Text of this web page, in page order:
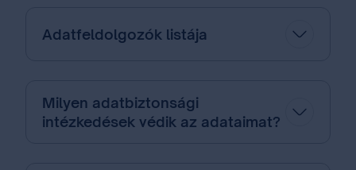
Adatfeldolgozók listája
Milyen adatbiztonsági
intézkedések védik az adataimat?